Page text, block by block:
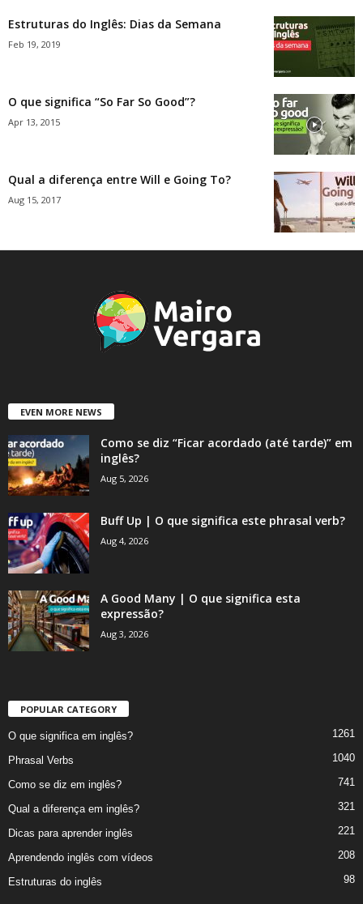
Estruturas do Inglês: Dias da Semana
Feb 19, 2019
O que significa “So Far So Good”?
Apr 13, 2015
Qual a diferença entre Will e Going To?
Aug 15, 2017
EVEN MORE NEWS
Como se diz “Ficar acordado (até tarde)” em
inglês?
Aug 5, 2026
Buff Up | O que significa este phrasal verb?
Aug 4, 2026
A Good Many | O que significa esta
expressão?
Aug 3, 2026
POPULAR CATEGORY
O que significa em inglês? 1261
Phrasal Verbs 1040
Como se diz em inglês? 741
Qual a diferença em inglês? 321
Dicas para aprender inglês 221
Aprendendo inglês com vídeos 208
Estruturas do inglês 98